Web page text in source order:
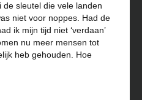
sleutel die vele landen
niet voor noppes. Had de
ik mijn tijd niet ‘verdaan’
nu meer mensen tot
heb gehouden. Hoe